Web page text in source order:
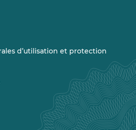
d’utilisation et protection